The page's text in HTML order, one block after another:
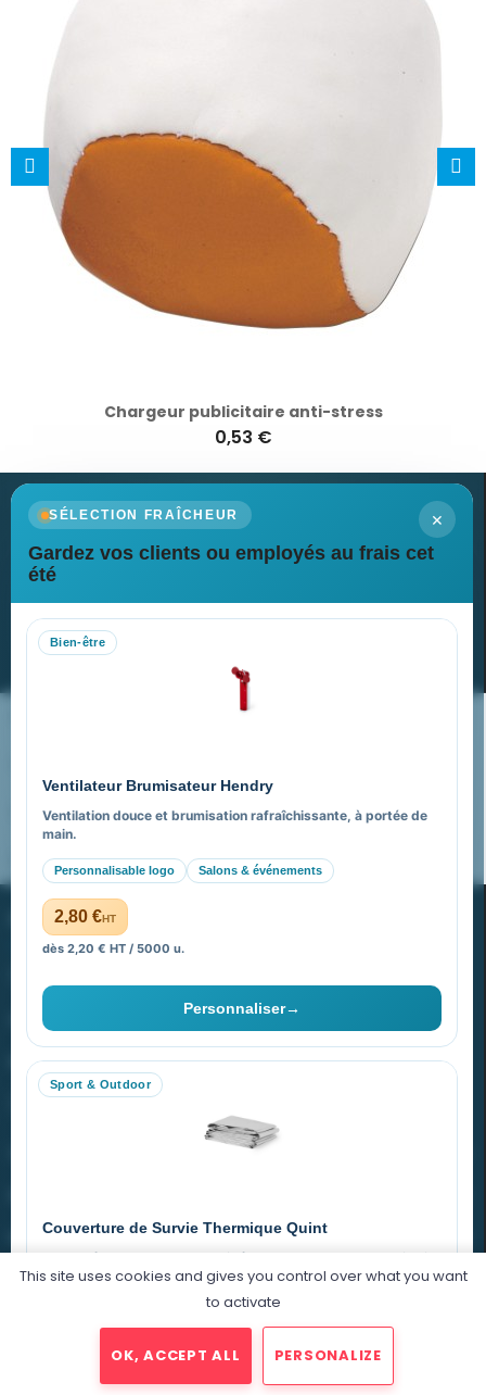
Chargeur publicitaire anti-stress
0,53 €
×
SÉLECTION FRAÎCHEUR
Gardez vos clients ou employés au frais cet
été
Bien-être
Ventilateur Brumisateur Hendry
Ventilation douce et brumisation rafraîchissante, à portée de
main.
Personnalisable logo Salons & événements
2,80 €HT
dès 2,20 € HT / 5000 u.
Personnaliser→
Sport & Outdoor
Couverture de Survie Thermique Quint
Imperméable et coupe-vent, idéale pour le sport et le plein air.
Économique
Newsletter
Recevez nos dernières nouvelles et nos offres spéciales
Nos expertises & accompagnement global
FAQ sur Promenoch Goodies Pub France
Pourquoi ça a marché à 100% pour moi ?
PROMENOCH GOODIES
40 rue Madeleine Michelis
92 200 Neuilly
NOTRE SOCIÉTÉ
This site uses cookies and gives you control over what you want
to activate
OK, ACCEPT ALL PERSONALIZE